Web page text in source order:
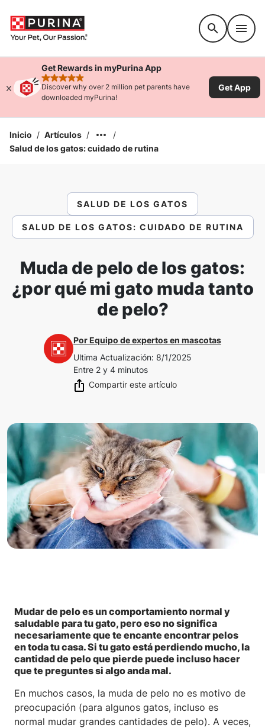
Get Rewards in myPurina App
rated 4.9 stars
Discover why over 2 million pet parents have
downloaded myPurina!
Get App
Inicio / Artículos /
/
Salud de los gatos: cuidado de rutina
SALUD DE LOS GATOS
SALUD DE LOS GATOS: CUIDADO DE RUTINA
Muda de pelo de los gatos:
¿por qué mi gato muda tanto
de pelo?
PorEquipo de expertos en mascotas
Ultima Actualización: 8/1/2025
Entre 2 y 4 minutos
Compartir este artículo
Mudar de pelo es un comportamiento normal y
saludable para tu gato, pero eso no significa
necesariamente que te encante encontrar pelos
en toda tu casa. Si tu gato está perdiendo mucho, la
cantidad de pelo que pierde puede incluso hacer
que te preguntes si algo anda mal.
En muchos casos, la muda de pelo no es motivo de
preocupación (para algunos gatos, incluso es
normal mudar grandes cantidades de pelo). A veces,